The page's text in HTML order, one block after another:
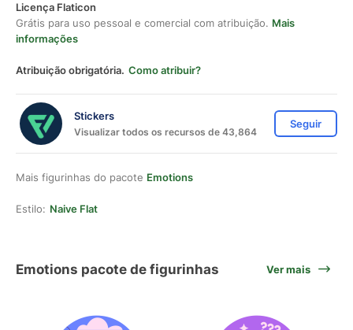
Licença Flaticon
Grátis para uso pessoal e comercial com atribuição. Mais
informações
Atribuição obrigatória. Como atribuir?
Stickers
Visualizar todos os recursos de 43,864
Seguir
Mais figurinhas do pacote Emotions
Estilo: Naive Flat
Emotions pacote de figurinhas Ver mais